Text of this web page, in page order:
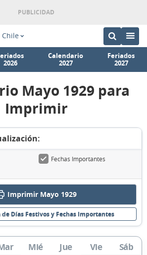
Chile
2026
Calendario
2027
Feriados
2027
Mayo 1929 para
Imprimir
Fechas Importantes
Imprimir Mayo 1929
Días Festivos y Fechas Importantes
Mié Jue Vie Sáb